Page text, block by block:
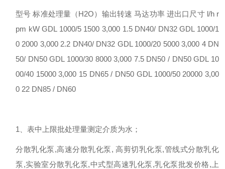
型号 标准处理量（H2O）输出转速 马达功率 进出口尺寸 l/h r
pm kWGDL 1000/5 1500 3,000 1.5 DN40/ DN32GDL 1000/1
0 2000 3,000 2.2 DN40/ DN32 GDL 1000/20 5000 3,000 4 DN
50/ DN50GDL 1000/30 8000 3,000 7.5 DN50 / DN50GDL 10
00/40 15000 3,000 15 DN65 / DN50 GDL 1000/50 20000 3,00
0 22 DN85 / DN60
1、表中上限批处理量测定介质为水；
分散乳化泵,高速分散乳化泵, 高剪切乳化泵,管线式分散乳化
泵,实验室分散乳化泵,中式型高速乳化泵,乳化泵批发价格,上